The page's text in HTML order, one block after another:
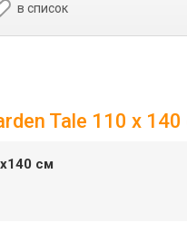
в список
Tale 110 x
см